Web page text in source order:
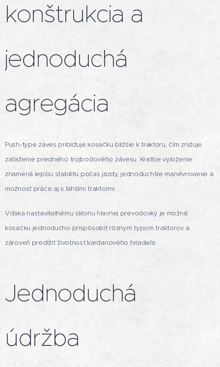
konštrukcia a
jednoduchá
agregácia
Push-type záves približuje kosačku bližšie k traktoru, čím znižuje
zaťaženie predného trojbodového závesu. Kratšie vyloženie
znamená lepšiu stabilitu počas jazdy, jednoduchšie manévrovanie a
možnosť práce aj s ľahšími traktormi.
Vďaka nastaviteľnému sklonu hlavnej prevodovky je možné
kosačku jednoducho prispôsobiť rôznym typom traktorov a
zároveň predĺžiť životnosť kardanového hriadeľa.
Jednoduchá
údržba